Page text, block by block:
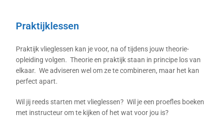
Praktijklessen
Praktijk vlieglessen kan je voor, na of tijdens jouw theorie-
opleiding volgen. Theorie en praktijk staan in principe los van
elkaar. We adviseren wel om ze te combineren, maar het kan
perfect apart.
Wil jij reeds starten met vlieglessen? Wil je een proefles boeken
met instructeur om te kijken of het wat voor jou is?